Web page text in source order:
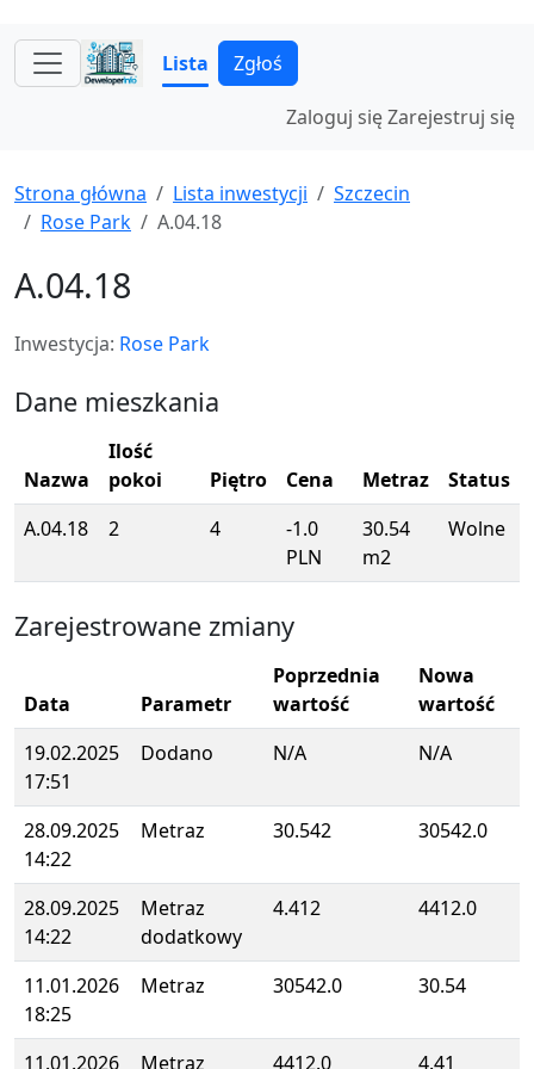
Lista Zgłoś
Zaloguj sięZarejestruj się
Strona główna Lista inwestycji
Szczecin
Rose Park
A.04.18
A.04.18
Inwestycja: Rose Park
Dane mieszkania
Nazwa
Ilość
pokoi
Piętro Cena Metraz
Status
A.04.18
2 4
-1.0
PLN
30.54
m2
Wolne
Zarejestrowane zmiany
Data Parametr
Poprzednia
wartość
Nowa
wartość
19.02.2025
17:51
Dodano N/A N/A
28.09.2025
14:22
Metraz 30.542 30542.0
28.09.2025
14:22
Metraz
dodatkowy
4.412 4412.0
11.01.2026
18:25
Metraz 30542.0 30.54
11.01.2026 Metraz 4412.0 4.41